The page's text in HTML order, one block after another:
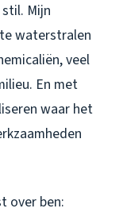
Mijn
waterstralen
veel
En met
waar het
over ben: